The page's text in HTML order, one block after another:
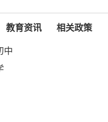
教育资讯 相关政策
中